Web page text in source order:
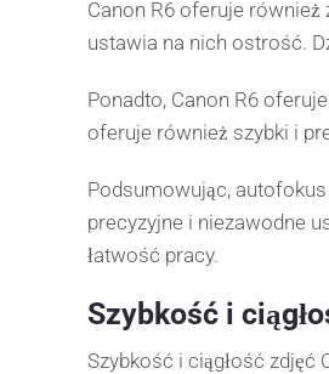
Canon R6 oferuje
ustawia na nich ostrość.
Ponadto, Canon R6
oferuje również szybki i
Podsumowując,
precyzyjne i niezawodne
łatwość pracy.
Szybkość i
Szybkość i ciągłość zdjęć